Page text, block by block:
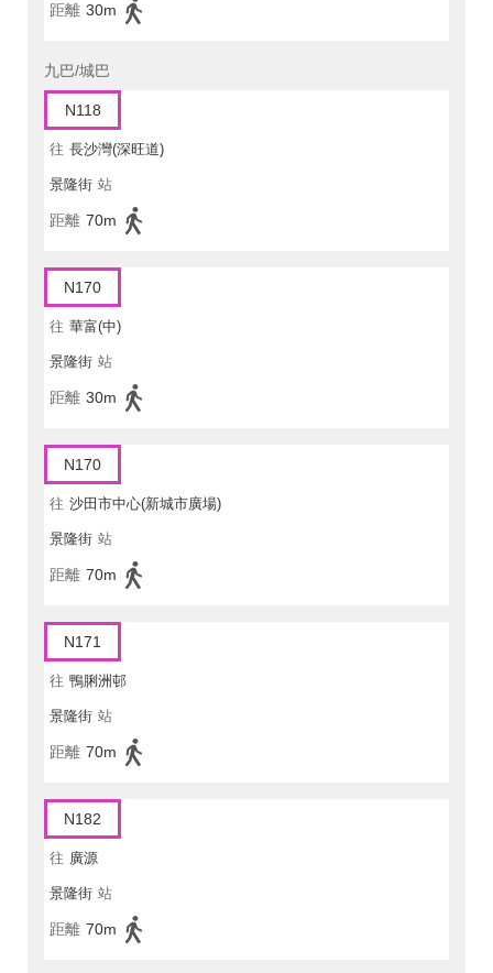
距離 30m
九巴/城巴
N118
往 長沙灣(深旺道)
景隆街 站
距離 70m
N170
往 華富(中)
景隆街 站
距離 30m
N170
往 沙田市中心(新城市廣場)
景隆街 站
距離 70m
N171
往 鴨脷洲邨
景隆街 站
距離 70m
N182
往 廣源
景隆街 站
距離 70m